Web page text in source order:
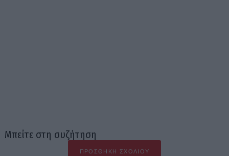
Μπείτε στη συζήτηση
ΠΡΟΣΘΉΚΗ ΣΧΟΛΊΟΥ